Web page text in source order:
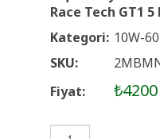
Race Tech GT1
Kategori: 10W-
SKU:
Fiyat:
₺4200